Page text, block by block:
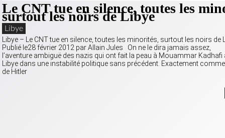
Le CNT tue en silence, toutes les
surtout les noirs de Libye
Libye
Libye – Le CNT tue en silence, toutes les minorités, surtout les noirs de
Publié le28 février 2012 par Allain Jules On ne le dira jamais assez,
l’aventure ambiguë des nazis qui ont fait la peau à Mouammar Kadhafi
Libye dans une instabilité politique sans précédent. Exactement
de Hitler